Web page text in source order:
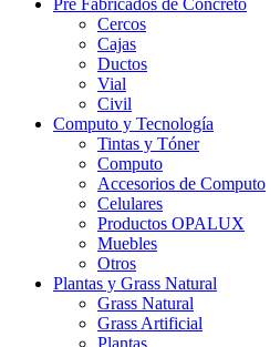
Pre Fabricados de Concreto
Cercos
Cajas
Ductos
Vial
Civil
Computo y Tecnología
Tintas y Tóner
Computo
Accesorios de Computo
Celulares
Productos OPALUX
Muebles
Otros
Plantas y Grass Natural
Grass Natural
Grass Artificial